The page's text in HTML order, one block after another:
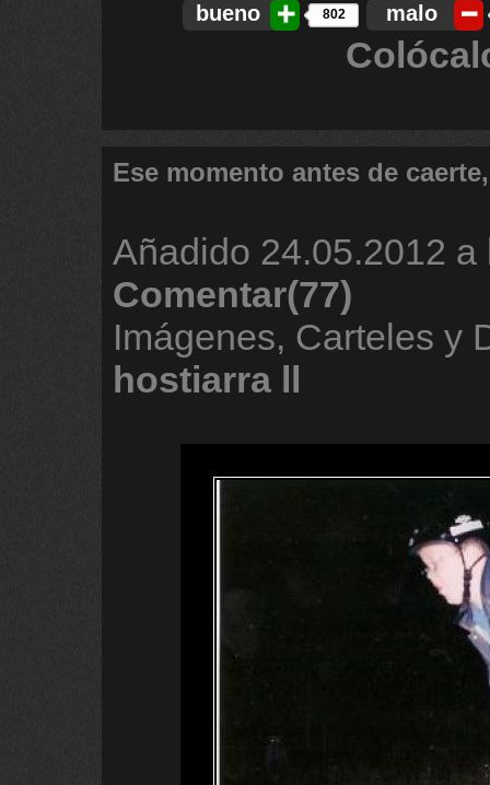
bueno 802 malo
Ese momento antes de caerte,
Añadido 24.05.2012 a
Comentar(77)
Imágenes, Carteles y
hostiarra ll